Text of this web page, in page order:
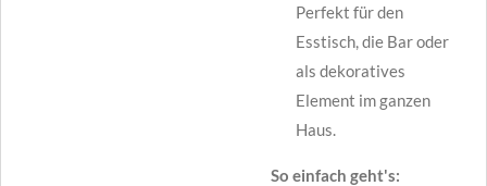
Perfekt für den
Esstisch, die Bar oder
als dekoratives
Element im ganzen
Haus.
So einfach geht's: